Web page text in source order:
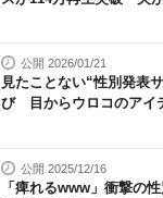
公開 2026/01/21
見たことない“性別発表
び 目からウロコのアイ
公開 2025/12/16
「痺れるwww」衝撃の